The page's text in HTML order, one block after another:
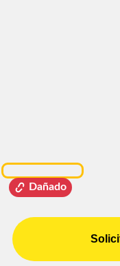
Dañado